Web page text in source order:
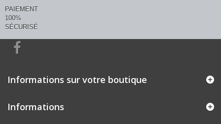
PAIEMENT
100%
SÉCURISÉ
Informations sur votre boutique
Informations